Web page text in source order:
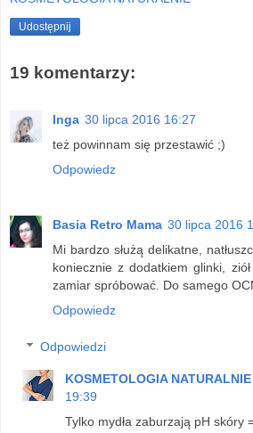
Udostępnij
19 komentarzy:
Inga 30 lipca 2016 16:27
też powinnam się przestawić ;)
Odpowiedz
Basia Retro Mama 30 lipca 2016
Mi bardzo służą delikatne,
koniecznie z dodatkiem glinki,
zamiar spróbować. Do samego
Odpowiedz
Odpowiedzi
KOSMETOLOGIA NATURALNIE
19:39
Tylko mydła zaburzają pH skóry